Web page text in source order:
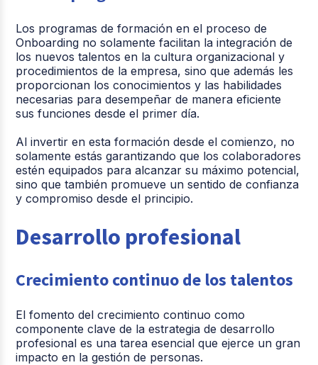
Los programas de formación en el proceso de
Onboarding no solamente facilitan la integración de
los nuevos talentos en la cultura organizacional y
procedimientos de la empresa, sino que además les
proporcionan los conocimientos y las habilidades
necesarias para desempeñar de manera eficiente
sus funciones desde el primer día.
Al invertir en esta formación desde el comienzo, no
solamente estás garantizando que los colaboradores
estén equipados para alcanzar su máximo potencial,
sino que también promueve un sentido de confianza
y compromiso desde el principio.
Desarrollo profesional
Crecimiento continuo de los talentos
El fomento del crecimiento continuo como
componente clave de la estrategia de desarrollo
profesional es una tarea esencial que ejerce un gran
impacto en la gestión de personas.